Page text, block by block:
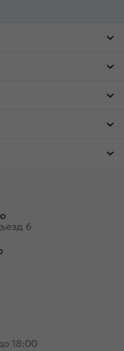
6
18:00